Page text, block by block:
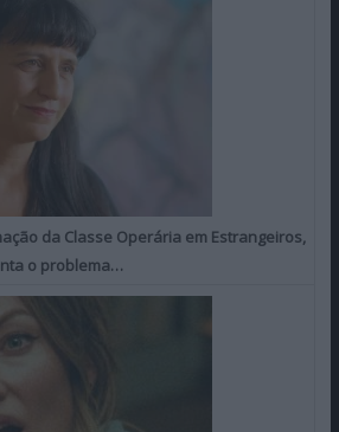
da Classe Operária em Estrangeiros,
o problema…